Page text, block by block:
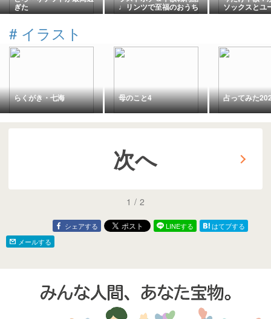
ぎた ♩リンツで至福のおうち
カフェ
ソックスとユ
リーム。
# イラスト
らくがき・七海 母のこと4 占ってみた
次へ
1 / 2
シェアする LINEする
はてブする
メールする